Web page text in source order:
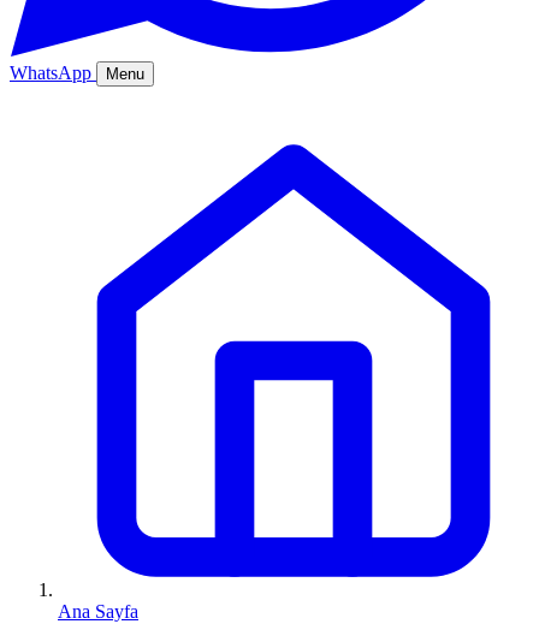
WhatsApp Menu
Kurumsal
Online Sipariş%20
Ana Sayfa